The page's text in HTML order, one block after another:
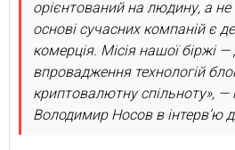
орієнтований на людину, а не
основі сучасних компаній є
комерція. Місія нашої біржі
впровадження технологій
криптовалютну спільноту»,
Володимир Носов в інтерв’ю